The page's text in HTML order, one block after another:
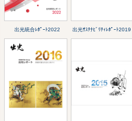
出光統合ﾚﾎﾟｰﾄ2022 出光ｻｽﾃﾅﾋﾞﾘﾃｨﾚﾎﾟｰﾄ2019